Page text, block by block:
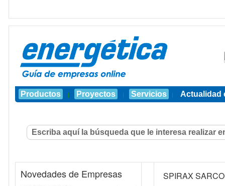
Productos | Proyectos | Servicios | Actualidad
Novedades de Empresas SPIRAX SARCO